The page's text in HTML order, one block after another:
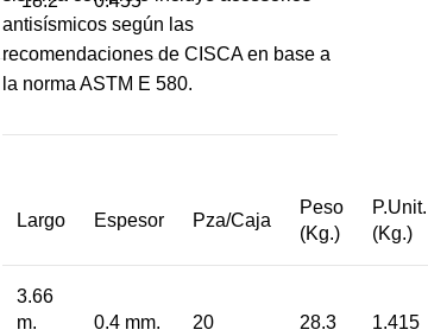
antisísmicos según las
recomendaciones de CISCA en base a
la norma ASTM E 580.
Largo Espesor Pza/Caja
Peso
(Kg.)
P.Unit.
(Kg.)
3.66
m.
0.4 mm. 20 28.3 1.415